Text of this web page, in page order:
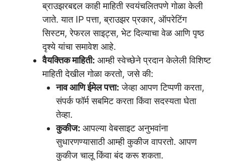
ब्राउझरबद्दल काही माहिती स्वयंचलितपणे गोळा केली
जाते. यात IP पत्ता, ब्राउझर प्रकार, ऑपरेटिंग
सिस्टम, रेफरल साइट्स, भेट दिल्याचा वेळ आणि पृष्ठ
दृश्ये यांचा समावेश आहे.
वैयक्तिक माहिती: आम्ही स्वेच्छेने प्रदान केलेली विशिष्ट
माहिती देखील गोळा करतो, जसे की:
नाव आणि ईमेल पत्ता: जेव्हा आपण टिप्पणी करता,
संपर्क फॉर्म सबमिट करता किंवा सदस्यता घेता
तेव्हा.
कुकीज: आपल्या वेबसाइट अनुभवांना
सुधारणण्यासाठी आम्ही कुकीज वापरतो. आपण
कुकीज चालू किंवा बंद करू शकता.